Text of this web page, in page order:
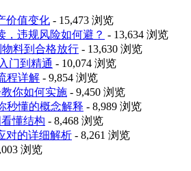
价值变化 - 15,473 浏览
，违规风险如何避？ - 13,634 浏览
料到合格放行 - 13,630 浏览
门到精通 - 10,074 浏览
程详解 - 9,854 浏览
你如何实施 - 9,450 浏览
秒懂的概念解释 - 8,989 浏览
懂结构 - 8,468 浏览
对的详细解析 - 8,261 浏览
浏览